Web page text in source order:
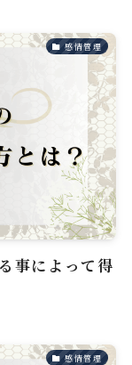
感情管理
事によって得
感情管理